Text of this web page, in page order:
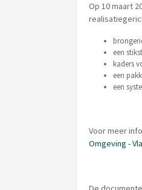
Op 10 maart
een
kaders
een
een
Voor meer
Omgeving -